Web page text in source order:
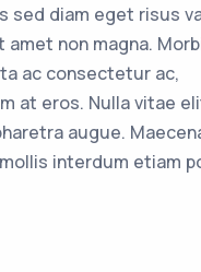
sed diam eget risus
amet non magna.
ac consectetur ac,
at eros. Nulla vitae
augue.
interdum etiam